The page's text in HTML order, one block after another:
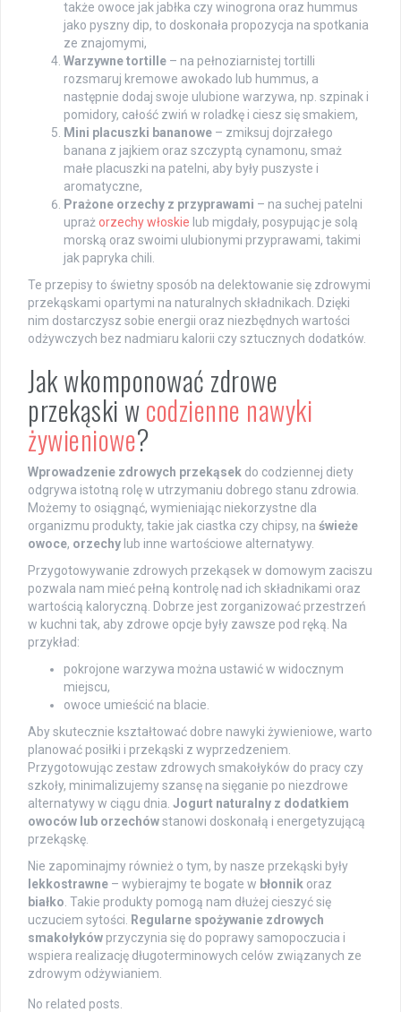
także owoce jak jabłka czy winogrona oraz hummus
jako pyszny dip, to doskonała propozycja na spotkania
ze znajomymi,
Warzywne tortille – na pełnoziarnistej tortilli
rozsmaruj kremowe awokado lub hummus, a
następnie dodaj swoje ulubione warzywa, np. szpinak i
pomidory, całość zwiń w roladkę i ciesz się smakiem,
Mini placuszki bananowe – zmiksuj dojrzałego
banana z jajkiem oraz szczyptą cynamonu, smaż
małe placuszki na patelni, aby były puszyste i
aromatyczne,
Prażone orzechy z przyprawami – na suchej patelni
upraż orzechy włoskie lub migdały, posypując je solą
morską oraz swoimi ulubionymi przyprawami, takimi
jak papryka chili.
Te przepisy to świetny sposób na delektowanie się zdrowymi
przekąskami opartymi na naturalnych składnikach. Dzięki
nim dostarczysz sobie energii oraz niezbędnych wartości
odżywczych bez nadmiaru kalorii czy sztucznych dodatków.
Jak wkomponować zdrowe
przekąski wcodzienne nawyki
żywieniowe?
Wprowadzenie zdrowych przekąsek do codziennej diety
odgrywa istotną rolę w utrzymaniu dobrego stanu zdrowia.
Możemy to osiągnąć, wymieniając niekorzystne dla
organizmu produkty, takie jak ciastka czy chipsy, na świeże
owoce, orzechy lub inne wartościowe alternatywy.
Przygotowywanie zdrowych przekąsek w domowym zaciszu
pozwala nam mieć pełną kontrolę nad ich składnikami oraz
wartością kaloryczną. Dobrze jest zorganizować przestrzeń
w kuchni tak, aby zdrowe opcje były zawsze pod ręką. Na
przykład:
pokrojone warzywa można ustawić w widocznym
miejscu,
owoce umieścić na blacie.
Aby skutecznie kształtować dobre nawyki żywieniowe, warto
planować posiłki i przekąski z wyprzedzeniem.
Przygotowując zestaw zdrowych smakołyków do pracy czy
szkoły, minimalizujemy szansę na sięganie po niezdrowe
alternatywy w ciągu dnia. Jogurt naturalny z dodatkiem
owoców lub orzechówstanowi doskonałą i energetyzującą
przekąskę.
Nie zapominajmy również o tym, by nasze przekąski były
lekkostrawne – wybierajmy te bogate w błonnik oraz
białko . Takie produkty pomogą nam dłużej cieszyć się
uczuciem sytości.
Regularne spożywanie zdrowych
smakołyków przyczynia się do poprawy samopoczucia i
wspiera realizację długoterminowych celów związanych ze
zdrowym odżywianiem.
No related posts.